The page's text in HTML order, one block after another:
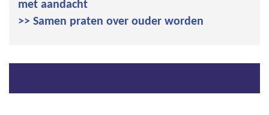
met aandacht
>> Samen praten over ouder worden